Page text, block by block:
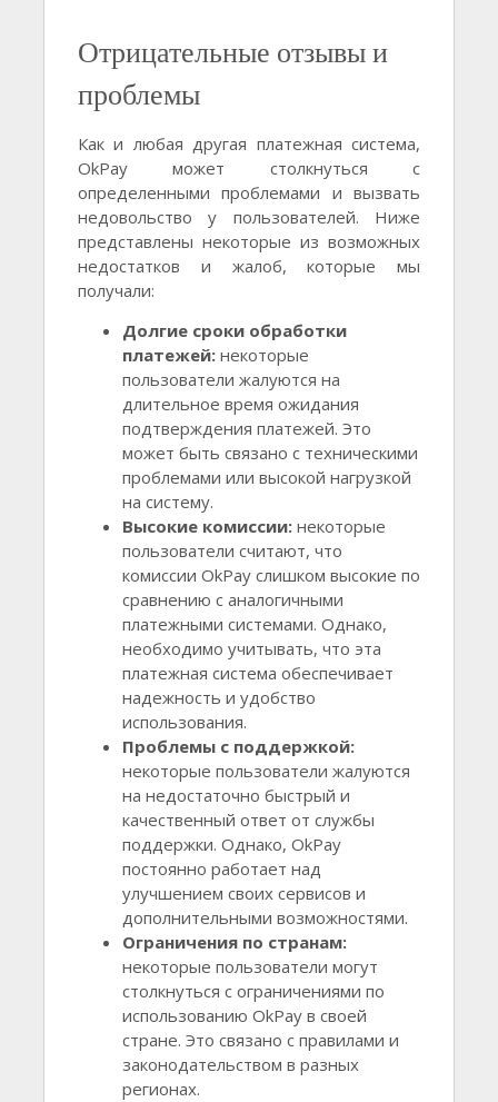
Отрицательные отзывы и
проблемы
Как и любая другая платежная система,
OkPay может столкнуться с
определенными проблемами и вызвать
недовольство у пользователей. Ниже
представлены некоторые из возможных
недостатков и жалоб, которые мы
получали:
Долгие сроки обработки
платежей: некоторые
пользователи жалуются на
длительное время ожидания
подтверждения платежей. Это
может быть связано с техническими
проблемами или высокой нагрузкой
на систему.
Высокие комиссии: некоторые
пользователи считают, что
комиссии OkPay слишком высокие по
сравнению с аналогичными
платежными системами. Однако,
необходимо учитывать, что эта
платежная система обеспечивает
надежность и удобство
использования.
Проблемы с поддержкой:
некоторые пользователи жалуются
на недостаточно быстрый и
качественный ответ от службы
поддержки. Однако, OkPay
постоянно работает над
улучшением своих сервисов и
дополнительными возможностями.
Ограничения по странам:
некоторые пользователи могут
столкнуться с ограничениями по
использованию OkPay в своей
стране. Это связано с правилами и
законодательством в разных
регионах.